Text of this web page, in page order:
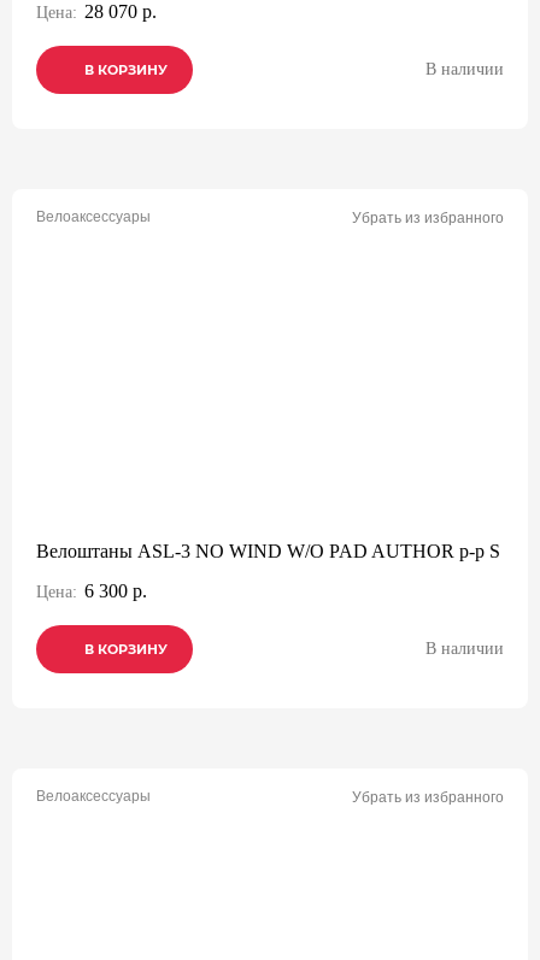
Цена: 28 070 р.
В КОРЗИНУ
В КОРЗИНУ
В КОРЗИНУ В наличии
Велоаксессуары Убрать из избранного
Велоштаны ASL-3 NO WIND W/O PAD AUTHOR р-р S
Цена: 6 300 р.
В КОРЗИНУ
В КОРЗИНУ
В КОРЗИНУ В наличии
Велоаксессуары Убрать из избранного